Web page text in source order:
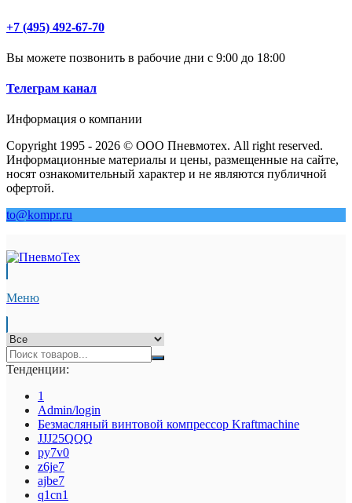
+7 (495) 492-67-70
Вы можете позвонить в рабочие дни с 9:00 до 18:00
Телеграм канал
Информация о компании
Copyright 1995 - 2026 © ООО Пневмотех. All right reserved.
Информационные материалы и цены, размещенные на сайте,
носят ознакомительный характер и не являются публичной
офертой.
to@kompr.ru
Меню
Тенденции:
1
Admin/login
Безмасляный винтовой компрессор Kraftmaсhine
JJJ25QQQ
py7v0
z6je7
ajbe7
q1cn1